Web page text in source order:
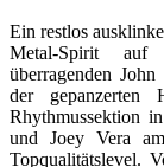
Ein restlos
Metal-Spirit auf
überragenden
der
Rhythmussektion
und Joey Vera
Topqualitätslevel.